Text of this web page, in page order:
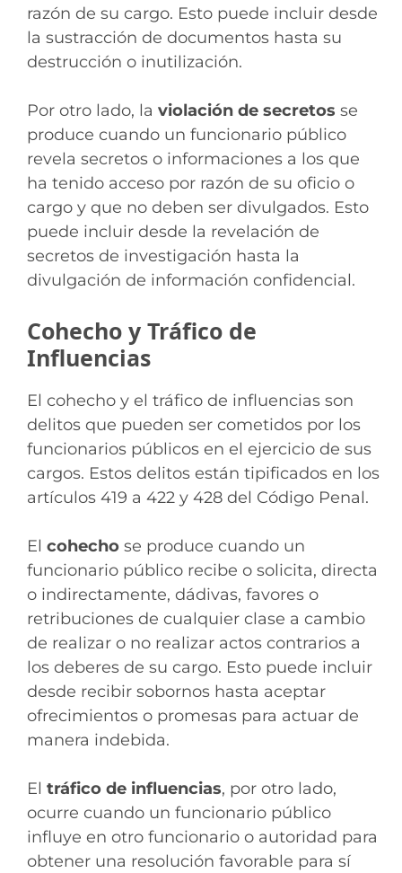
razón de su cargo. Esto puede incluir desde
la sustracción de documentos hasta su
destrucción o inutilización.
Por otro lado, la violación de secretos se
produce cuando un funcionario público
revela secretos o informaciones a los que
ha tenido acceso por razón de su oficio o
cargo y que no deben ser divulgados. Esto
puede incluir desde la revelación de
secretos de investigación hasta la
divulgación de información confidencial.
Cohecho y Tráfico de
Influencias
El cohecho y el tráfico de influencias son
delitos que pueden ser cometidos por los
funcionarios públicos en el ejercicio de sus
cargos. Estos delitos están tipificados en los
artículos 419 a 422 y 428 del Código Penal.
El cohecho se produce cuando un
funcionario público recibe o solicita, directa
o indirectamente, dádivas, favores o
retribuciones de cualquier clase a cambio
de realizar o no realizar actos contrarios a
los deberes de su cargo. Esto puede incluir
desde recibir sobornos hasta aceptar
ofrecimientos o promesas para actuar de
manera indebida.
El tráfico de influencias, por otro lado,
ocurre cuando un funcionario público
influye en otro funcionario o autoridad para
obtener una resolución favorable para sí